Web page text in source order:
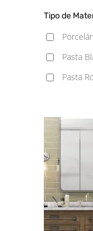
Tipo de
Pasta
Pasta